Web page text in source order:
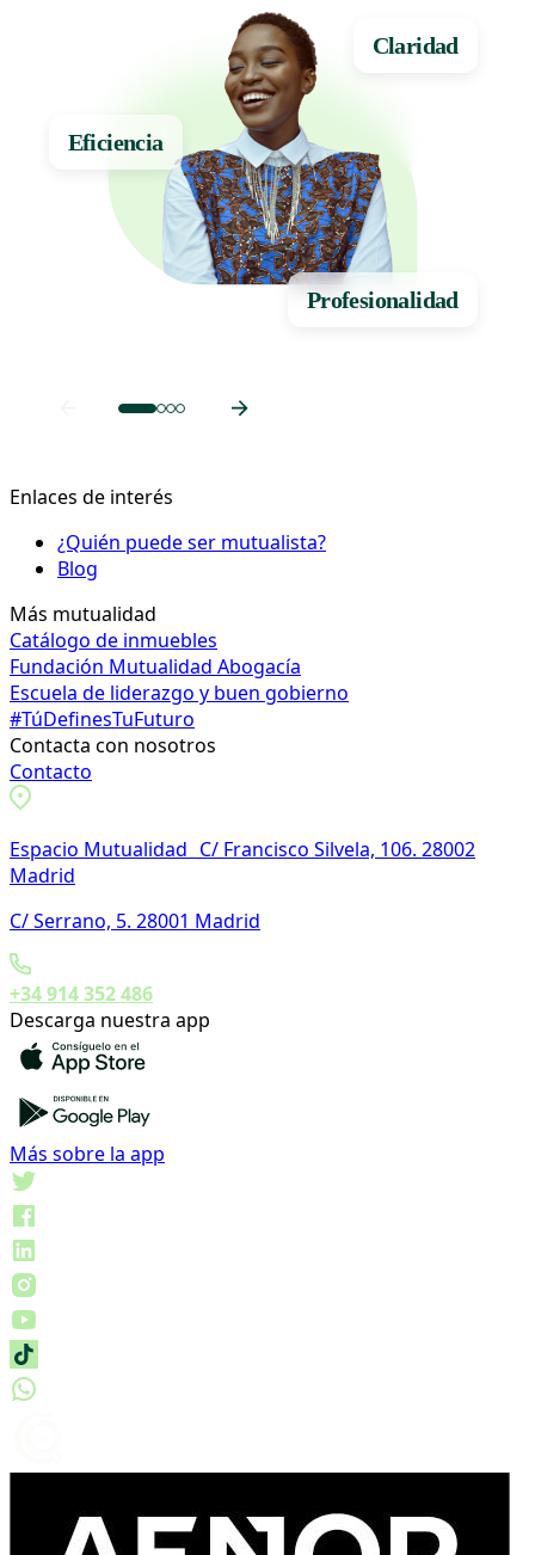
Claridad
Eficiencia
Profesionalidad
Enlaces de interés
¿Quién puede ser mutualista?
Blog
Más mutualidad
Catálogo de inmuebles
Fundación Mutualidad Abogacía
Escuela de liderazgo y buen gobierno
#TúDefinesTuFuturo
Contacta con nosotros
Contacto
Espacio Mutualidad C/ Francisco Silvela, 106. 28002
Madrid
C/ Serrano, 5. 28001 Madrid
+34 914 352 486
Descarga nuestra app
Más sobre la app